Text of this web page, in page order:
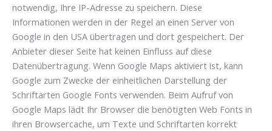
notwendig, Ihre IP-Adresse zu speichern. Diese
Informationen werden in der Regel an einen Server von
Google in den USA übertragen und dort gespeichert. Der
Anbieter dieser Seite hat keinen Einfluss auf diese
Datenübertragung. Wenn Google Maps aktiviert ist, kann
Google zum Zwecke der einheitlichen Darstellung der
Schriftarten Google Fonts verwenden. Beim Aufruf von
Google Maps lädt Ihr Browser die benötigten Web Fonts in
ihren Browsercache, um Texte und Schriftarten korrekt